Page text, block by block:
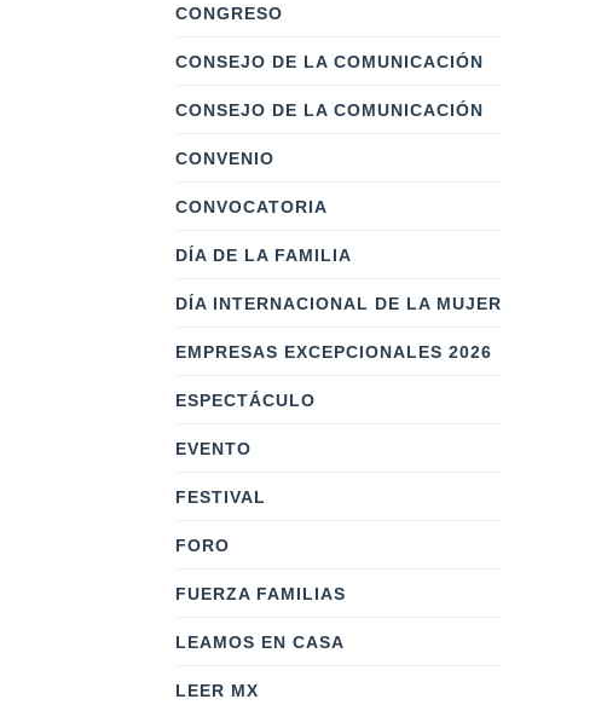
CONGRESO
CONSEJO DE LA COMUNICACIÓN
CONSEJO DE LA COMUNICACIÓN
CONVENIO
CONVOCATORIA
DÍA DE LA FAMILIA
DÍA INTERNACIONAL DE LA MUJER
EMPRESAS EXCEPCIONALES 2026
ESPECTÁCULO
EVENTO
FESTIVAL
FORO
FUERZA FAMILIAS
LEAMOS EN CASA
LEER MX